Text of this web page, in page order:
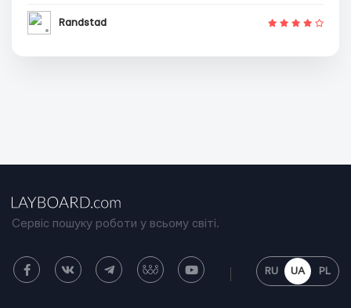
Randstad
Сервіс пошуку роботи у всьому світі.
RU UA PL